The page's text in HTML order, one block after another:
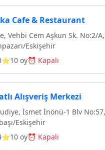
Cafe & Restaurant
Vehbi Cem Aşkun Sk. No:2/
Eskişehir
⭐10 oy⏰ Kapalı
Alışveriş Merkezi
İsmet İnönü-1 Blv
Eskişehir
⭐10 oy⏰ Kapalı